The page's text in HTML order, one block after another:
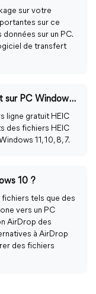
sur votre
sur ce
sur un PC.
de transfert
Convertir HEIC en JPG gratuitement sur PC Windows 11, 10, 8, 7
ligne gratuit HEIC
des fichiers HEIC
11, 10, 8, 7.
10 ?
tels que des
vers un PC
AirDrop des
à AirDrop
des fichiers